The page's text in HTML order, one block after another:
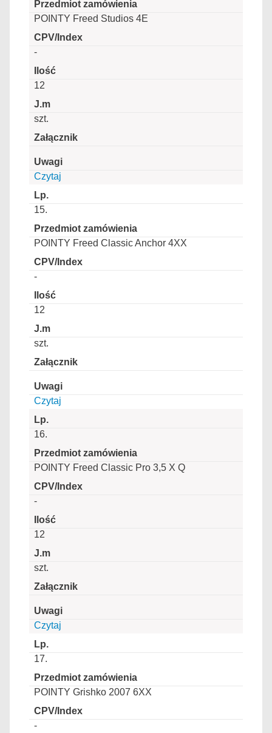
POINTY Freed Studios 4E
-
12
szt.
Czytaj
15.
POINTY Freed Classic Anchor 4XX
-
12
szt.
Czytaj
16.
POINTY Freed Classic Pro 3,5 X Q
-
12
szt.
Czytaj
17.
POINTY Grishko 2007 6XX
-